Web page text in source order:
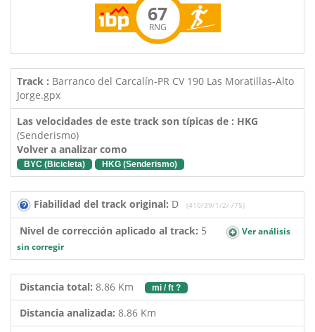
67
RNG
Track : Barranco del Carcalín-PR CV 190 Las Moratillas-Alto
Jorge.gpx
Las velocidades de este track son típicas de : HKG
(Senderismo)
Volver a analizar como
BYC (Bicicleta) HKG (Senderismo)
Fiabilidad del track original: D (410/39/1/2/-/75)
Nivel de corrección aplicado al track: 5
Ver análisis
sin corregir
Distancia total: 8.86 Km mi / ft ?
Distancia analizada: 8.86 Km